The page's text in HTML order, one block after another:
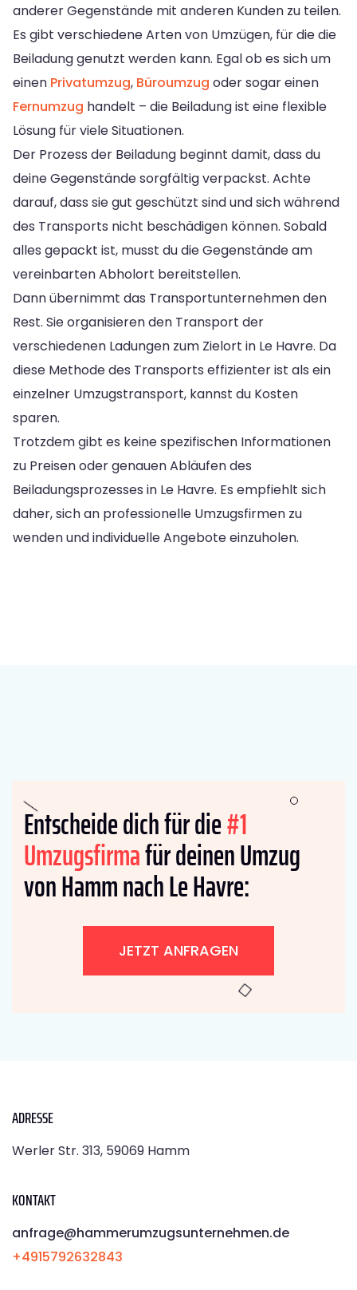
anderer Gegenstände mit anderen Kunden zu teilen.
Es gibt verschiedene Arten von Umzügen, für die die
Beiladung genutzt werden kann. Egal ob es sich um
einen Privatumzug, Büroumzug oder sogar einen
Fernumzug handelt – die Beiladung ist eine flexible
Lösung für viele Situationen.
Der Prozess der Beiladung beginnt damit, dass du
deine Gegenstände sorgfältig verpackst. Achte
darauf, dass sie gut geschützt sind und sich während
des Transports nicht beschädigen können. Sobald
alles gepackt ist, musst du die Gegenstände am
vereinbarten Abholort bereitstellen.
Dann übernimmt das Transportunternehmen den
Rest. Sie organisieren den Transport der
verschiedenen Ladungen zum Zielort in Le Havre. Da
diese Methode des Transports effizienter ist als ein
einzelner Umzugstransport, kannst du Kosten
sparen.
Trotzdem gibt es keine spezifischen Informationen
zu Preisen oder genauen Abläufen des
Beiladungsprozesses in Le Havre. Es empfiehlt sich
daher, sich an professionelle Umzugsfirmen zu
wenden und individuelle Angebote einzuholen.
Entscheide dich für die#1
Umzugsfirmafür deinen Umzug
von Hamm nach Le Havre:
JETZT ANFRAGEN
ADRESSE
Werler Str. 313, 59069 Hamm
KONTAKT
anfrage@hammerumzugsunternehmen.de
+4915792632843